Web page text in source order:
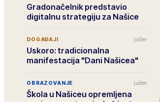
Gradonačelnik predstavio
digitalnu strategiju za Našice
DOGAĐAJI jučer
Uskoro: tradicionalna
manifestacija "Dani Našicea"
OBRAZOVANJE jučer
Škola u Našiceu opremljena